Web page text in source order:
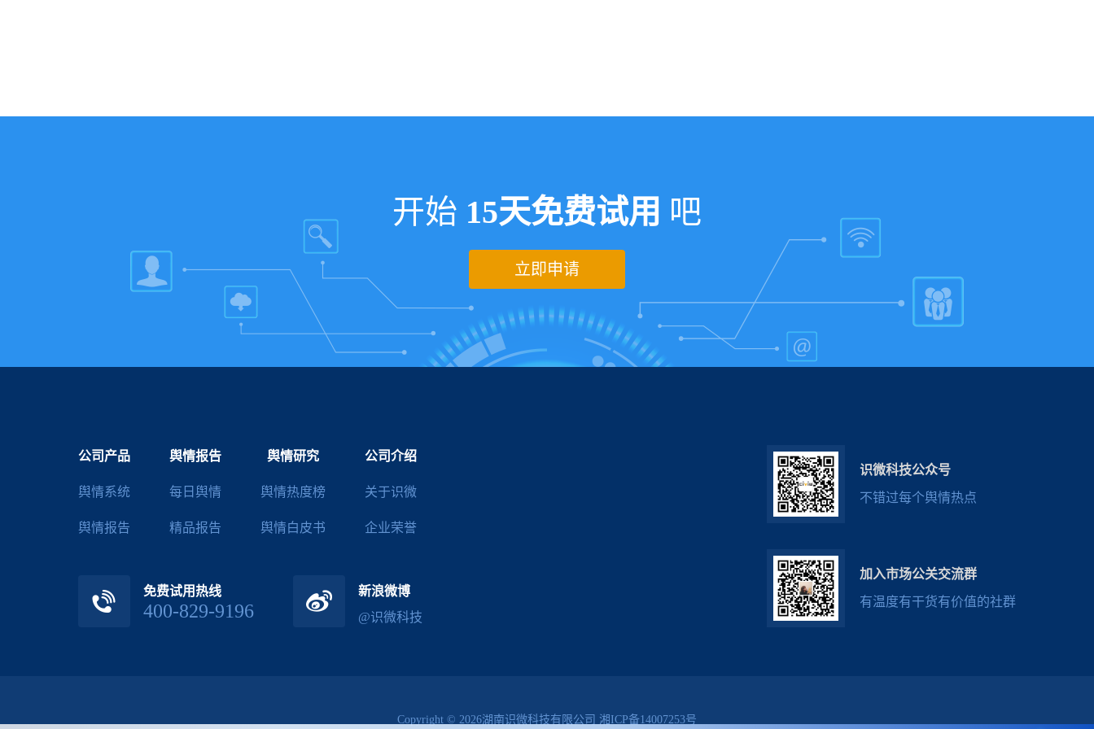
开始 15天免费试用 吧
立即申请
公司产品
舆情系统
舆情报告
舆情报告
每日舆情
精品报告
舆情研究
舆情热度榜
舆情白皮书
公司介绍
关于识微
企业荣誉
免费试用热线
400-829-9196
新浪微博
@识微科技
识微科技公众号
不错过每个舆情热点
加入市场公关交流群
有温度有干货有价值的社群
Copyright © 2026湖南识微科技有限公司 湘ICP备14007253号